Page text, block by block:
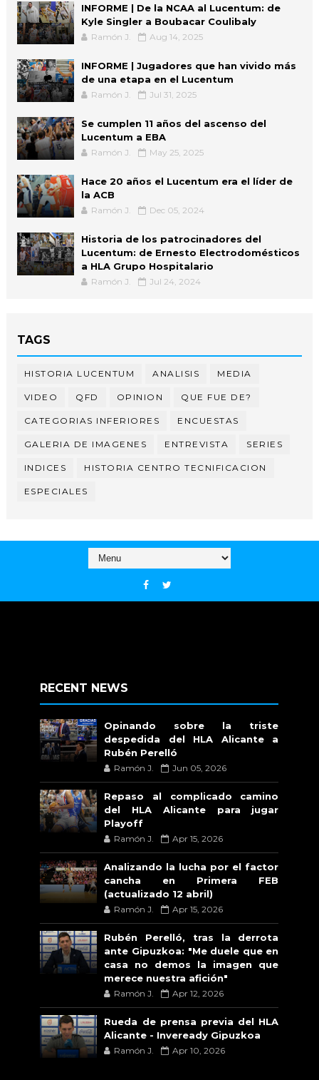
INFORME | De la NCAA al Lucentum: de
Kyle Singler a Boubacar Coulibaly
Ramón J. Aug 14, 2025
INFORME | Jugadores que han vivido más
de una etapa en el Lucentum
Ramón J. Jul 31, 2025
Se cumplen 11 años del ascenso del
Lucentum a EBA
Ramón J. May 25, 2025
Hace 20 años el Lucentum era el líder de
la ACB
Ramón J. Dec 05, 2024
Historia de los patrocinadores del
Lucentum: de Ernesto Electrodomésticos
a HLA Grupo Hospitalario
Ramón J. Jul 24, 2024
TAGS
HISTORIA LUCENTUM ANALISIS MEDIA
VIDEO QFD OPINION QUE FUE DE?
CATEGORIAS INFERIORES ENCUESTAS
GALERIA DE IMAGENES ENTREVISTA SERIES
INDICES HISTORIA CENTRO TECNIFICACION
ESPECIALES
RECENT NEWS
Opinando sobre la triste
despedida del HLA Alicante a
Rubén Perelló
Ramón J. Jun 05, 2026
Repaso al complicado camino
del HLA Alicante para jugar
Playoff
Ramón J. Apr 15, 2026
Analizando la lucha por el factor
cancha en Primera FEB
(actualizado 12 abril)
Ramón J. Apr 15, 2026
Rubén Perelló, tras la derrota
ante Gipuzkoa: "Me duele que en
casa no demos la imagen que
merece nuestra afición"
Ramón J. Apr 12, 2026
Rueda de prensa previa del HLA
Alicante - Inveready Gipuzkoa
Ramón J. Apr 10, 2026